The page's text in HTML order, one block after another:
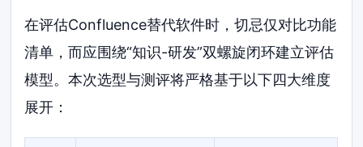
在评估Confluence替代软件时，切忌仅对比功能
清单，而应围绕“知识-研发”双螺旋闭环建立评估
模型。本次选型与测评将严格基于以下四大维度
展开：